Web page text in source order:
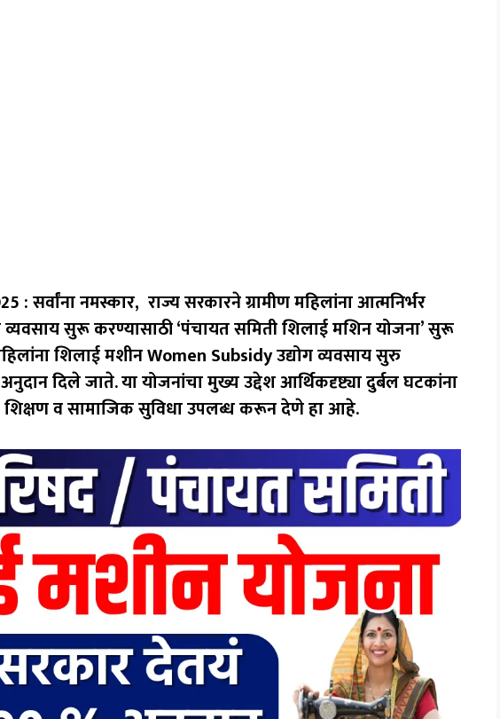
सर्वांना नमस्कार, राज्य सरकारने ग्रामीण महिलांना आत्मनिर्भर
सुरू करण्यासाठी ‘पंचायत समिती शिलाई मशिन योजना’ सुरू
शिलाई मशीन Women Subsidy उद्योग व्यवसाय सुरु
दिले जाते.या योजनांचा मुख्य उद्देश आर्थिकदृष्ट्या दुर्बल घटकांना
शिक्षण व सामाजिक सुविधा उपलब्ध करून देणे हा आहे.